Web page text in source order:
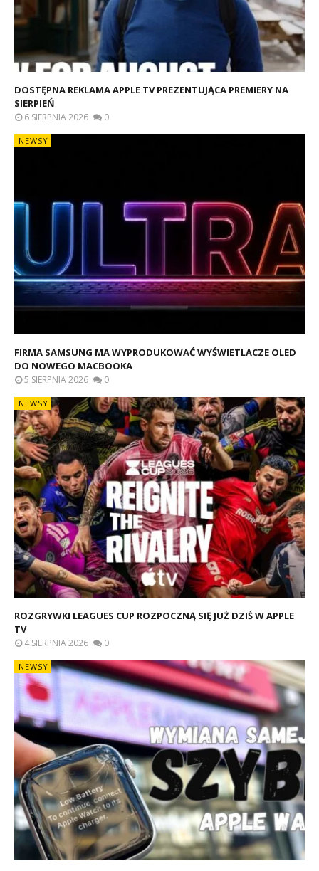
DOSTĘPNA REKLAMA APPLE TV PREZENTUJĄCA PREMIERY NA
SIERPIEŃ
6 SIERPNIA 2026 0
NEWSY
FIRMA SAMSUNG MA WYPRODUKOWAĆ WYŚWIETLACZE OLED
DO NOWEGO MACBOOKA
5 SIERPNIA 2026 0
NEWSY
ROZGRYWKI LEAGUES CUP ROZPOCZNĄ SIĘ JUŻ DZIŚ W APPLE
TV
4 SIERPNIA 2026 0
NEWSY